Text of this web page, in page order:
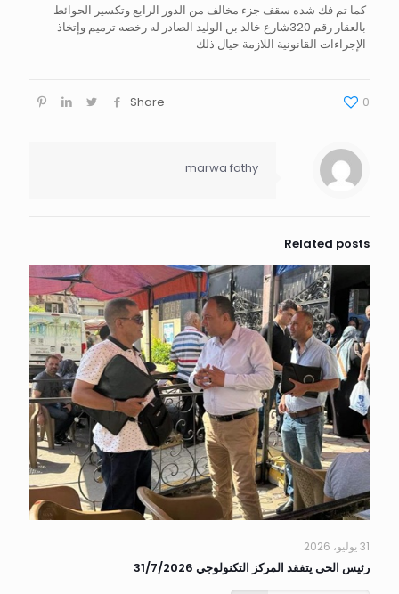
كما تم فك شده سقف جزء مخالف من الدور الرابع وتكسير الحوائط
بالعقار رقم 320شارع خالد بن الوليد الصادر له رخصه ترميم وإتخاذ
الإجراءات القانونية اللازمة حيال ذلك
Share 0
marwa fathy
Related posts
31 يوليو، 2026
رئيس الحى يتفقد المركز التكنولوجي 31/7/2026